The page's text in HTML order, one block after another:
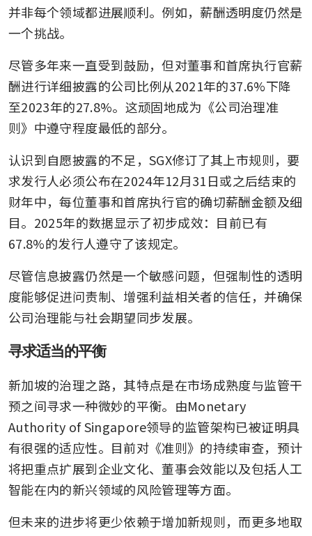
并非每个领域都进展顺利。例如，薪酬透明度仍然是
一个挑战。
尽管多年来一直受到鼓励，但对董事和首席执行官薪
酬进行详细披露的公司比例从2021年的37.6%下降
至2023年的27.8%。这顽固地成为《公司治理准
则》中遵守程度最低的部分。
认识到自愿披露的不足，SGX修订了其上市规则，要
求发行人必须公布在2024年12月31日或之后结束的
财年中，每位董事和首席执行官的确切薪酬金额及细
目。2025年的数据显示了初步成效：目前已有
67.8%的发行人遵守了该规定。
尽管信息披露仍然是一个敏感问题，但强制性的透明
度能够促进问责制、增强利益相关者的信任，并确保
公司治理能与社会期望同步发展。
寻求适当的平衡
新加坡的治理之路，其特点是在市场成熟度与监管干
预之间寻求一种微妙的平衡。由Monetary
Authority of Singapore领导的监管架构已被证明具
有很强的适应性。目前对《准则》的持续审查，预计
将把重点扩展到企业文化、董事会效能以及包括人工
智能在内的新兴领域的风险管理等方面。
但未来的进步将更少依赖于增加新规则，而更多地取